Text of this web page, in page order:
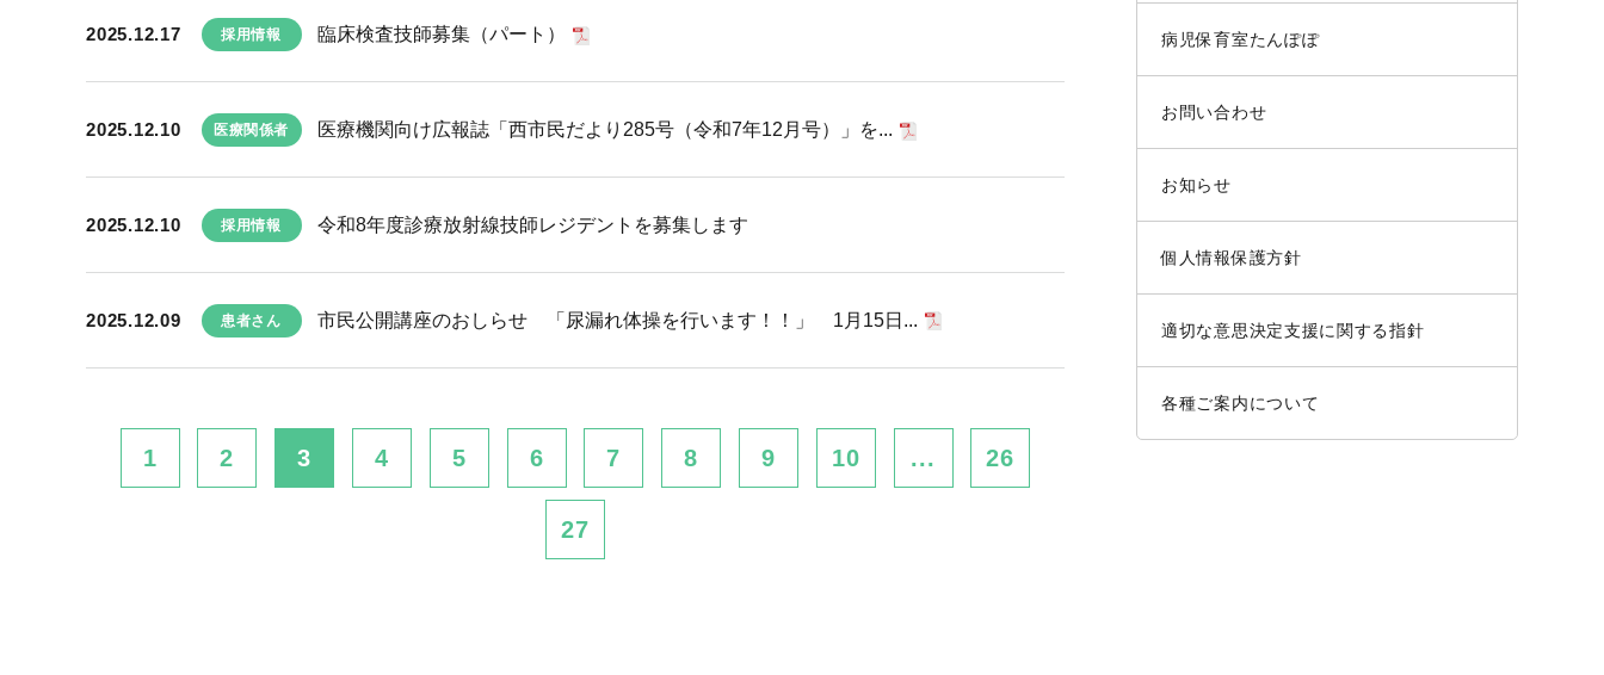
2025.12.17 採用情報 臨床検査技師募集（パート）
2025.12.10 医療関係者 医療機関向け広報誌「西市民だより285号（令和7年12月号）」を...
2025.12.10 採用情報 令和8年度診療放射線技師レジデントを募集します
2025.12.09 患者さん 市民公開講座のおしらせ 「尿漏れ体操を行います！！」 1月15日...
1 2 3 4 5 6 7 8 9 10 ... 26
27
病児保育室たんぽぽ
お問い合わせ
お知らせ
個人情報保護方針
適切な意思決定支援に関する指針
各種ご案内について